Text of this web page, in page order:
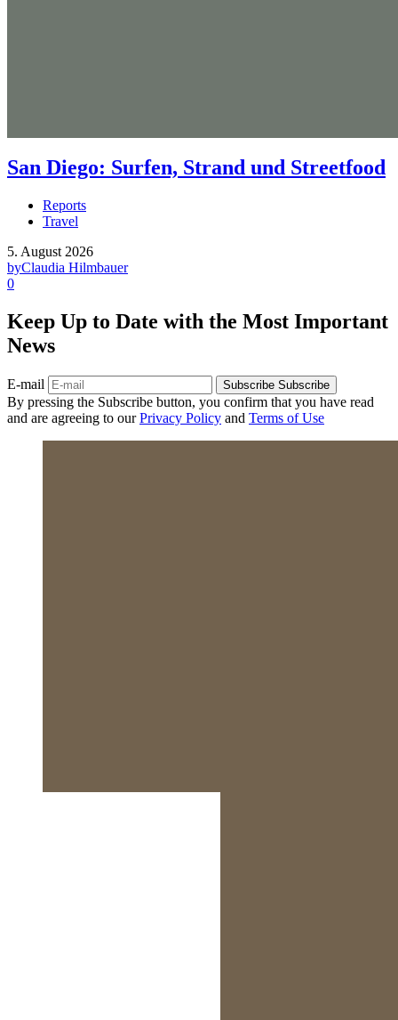
San Diego: Surfen, Strand und Streetfood
Reports
Travel
5. August 2026
byClaudia Hilmbauer
0
Keep Up to Date with the Most Important
News
E-mail Subscribe Subscribe
By pressing the Subscribe button, you confirm that you have read
and are agreeing to ourPrivacy Policy and Terms of Use